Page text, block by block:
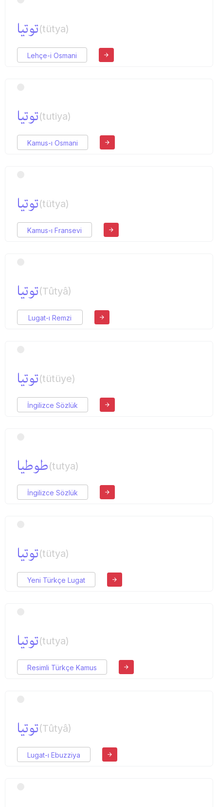
توتیا(tütya)
Lehçe-i Osmani
توتیا(tutiya)
Kamus-ı Osmani
توتیا(tütya)
Kamus-ı Fransevi
توتیا(Tûtyâ)
Lugat-ı Remzi
توتیا(tütüye)
İngilizce Sözlük
طوطیا(tutya)
İngilizce Sözlük
توتیا(tütya)
Yeni Türkçe Lugat
توتیا(tutya)
Resimli Türkçe Kamus
توتیا(Tûtyâ)
Lugat-ı Ebuzziya